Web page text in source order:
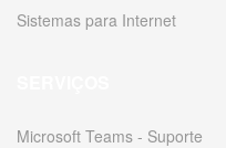
Sistemas para Internet
Microsoft Teams - Suporte